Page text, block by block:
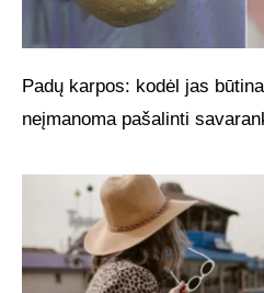
Padų karpos: kodėl jas
neįmanoma pašalinti